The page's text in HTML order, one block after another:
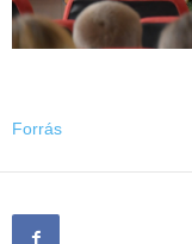
Forrás